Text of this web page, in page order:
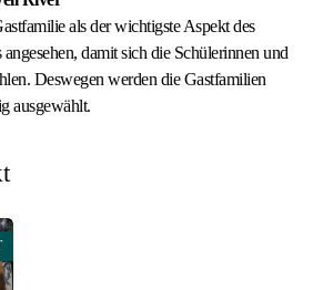
als der wichtigste Aspekt des
damit sich die Schülerinnen und
Deswegen werden die Gastfamilien
ausgewählt.